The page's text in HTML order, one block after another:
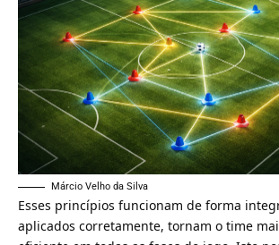
Márcio Velho da Silva
Esses princípios funcionam de forma
aplicados corretamente, tornam o time